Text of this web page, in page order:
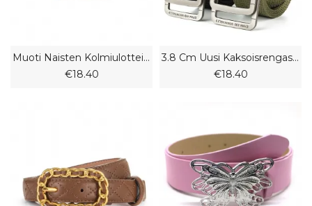
Muoti Naisten Kolmiulotteinen Tekstuuri Kukkamuotoinen Metalliseosvyö Retro Sametti Vyön Vyö
€18.40
3.8 Cm Uusi Kaksoisrengassolkivyö Miesten Ja Naisten Nylon Rento Vyö Nuorten Opiskelijahousujen Vyö
€18.40